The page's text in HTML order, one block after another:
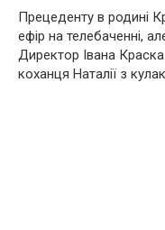
Прецеденту в родині
ефір на телебаченні,
Директор Івана
коханця Наталії з